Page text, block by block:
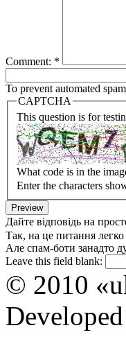
Comment: *
To prevent automated
CAPTCHA
This question is for
What code is in the
Enter the characters
Дайте відповідь на
Так, на це питання легко
Але спам-боти занадто
Leave this field blank:
© 2010